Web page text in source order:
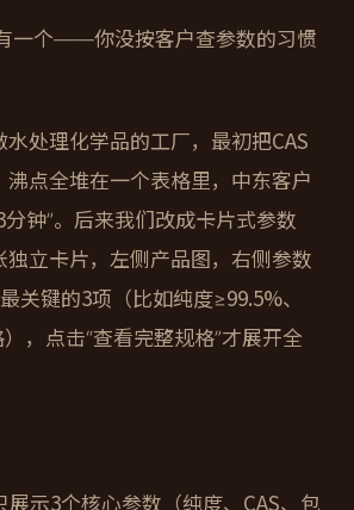
一个——你没按客户查参数的习惯
处理化学品的工厂，最初把CAS
点全堆在一个表格里，中东客户
钟”。后来我们改成卡片式参数
独立卡片，左侧产品图，右侧参数
关键的3项（比如纯度≥99.5%、
，点击“查看完整规格”才展开全
示3个核心参数（纯度、CAS、包